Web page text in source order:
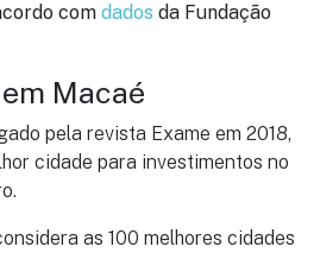
com dados da Fundação
Macaé
pela revista Exame em 2018,
cidade para investimentos no
as 100 melhores cidades